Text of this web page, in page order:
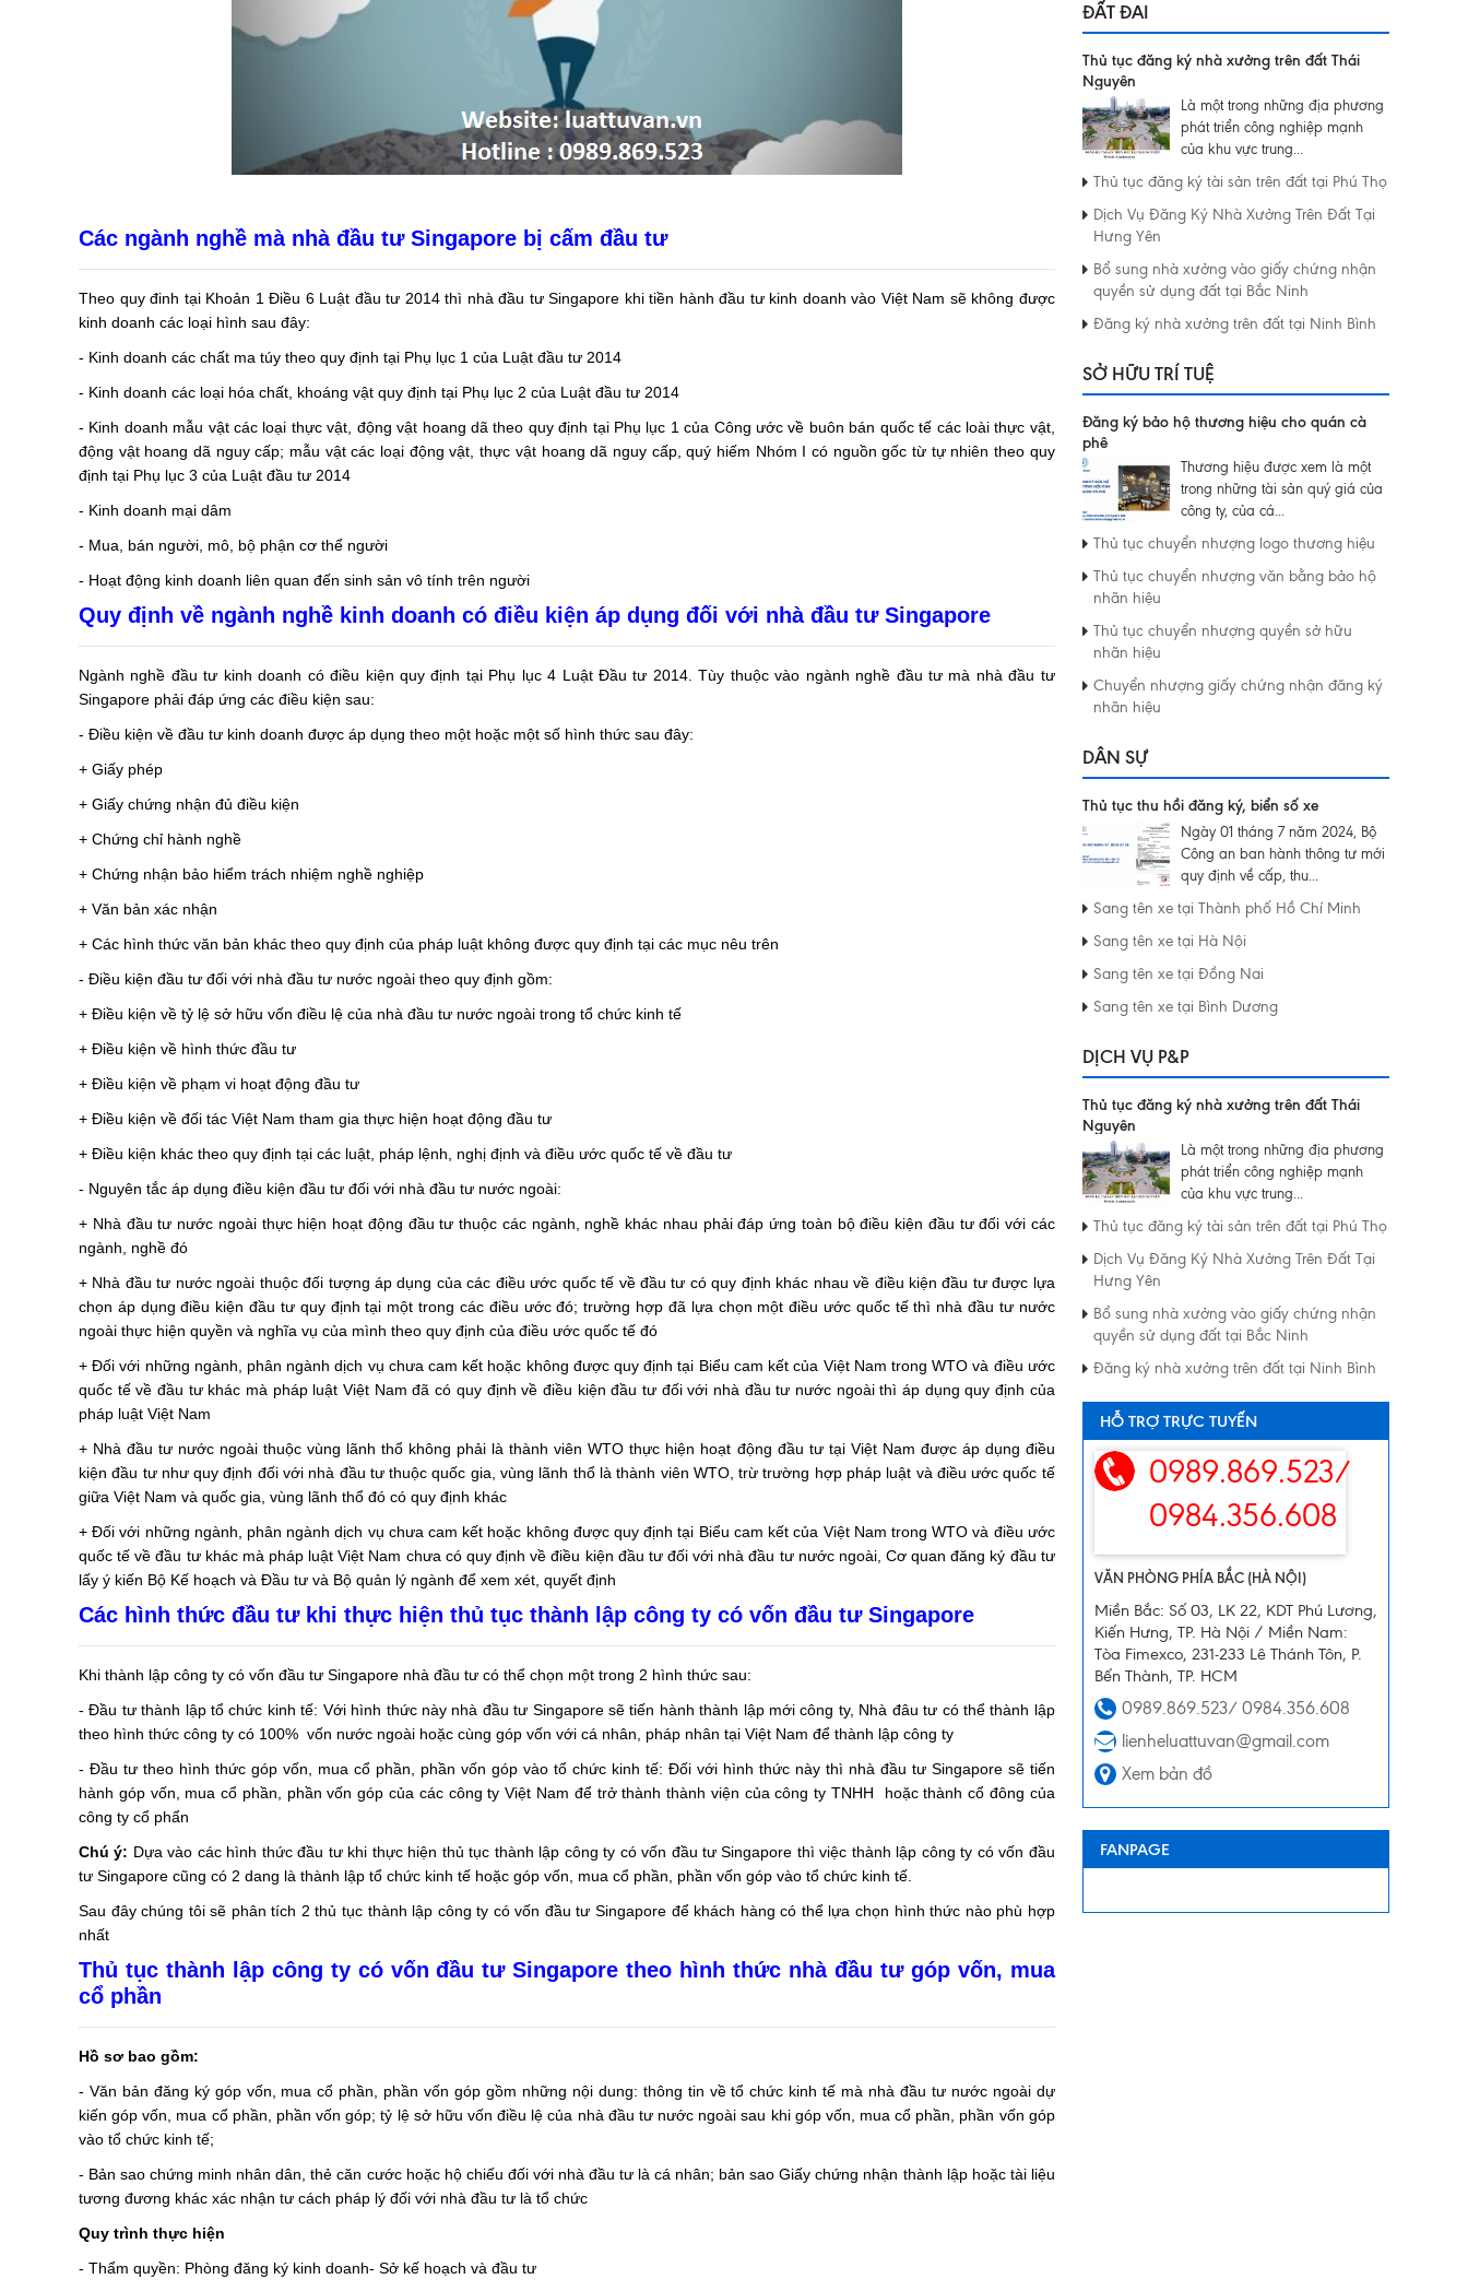
Các ngành nghề mà nhà đầu tư Singapore bị cấm đầu tư
Theo quy đinh tại Khoản 1 Điều 6 Luật đầu tư 2014 thì nhà đầu tư Singapore khi tiền hành đầu tư kinh doanh vào Việt Nam sẽ không được
kinh doanh các loại hình sau đây:
- Kinh doanh các chất ma túy theo quy định tại Phụ lục 1 của Luật đầu tư 2014
- Kinh doanh các loại hóa chất, khoáng vật quy định tại Phụ lục 2 của Luật đầu tư 2014
- Kinh doanh mẫu vật các loại thực vật, động vật hoang dã theo quy định tại Phụ lục 1 của Công ước về buôn bán quốc tế các loài thực vật,
động vật hoang dã nguy cấp; mẫu vật các loại động vật, thực vật hoang dã nguy cấp, quý hiếm Nhóm I có nguồn gốc từ tự nhiên theo quy
định tại Phụ lục 3 của Luật đầu tư 2014
- Kinh doanh mại dâm
- Mua, bán người, mô, bộ phận cơ thể người
- Hoạt động kinh doanh liên quan đến sinh sản vô tính trên người
Quy định về ngành nghề kinh doanh có điều kiện áp dụng đối với nhà đầu tư Singapore
Ngành nghề đầu tư kinh doanh có điều kiện quy định tại Phụ lục 4 Luật Đầu tư 2014. Tùy thuộc vào ngành nghề đầu tư mà nhà đầu tư
Singapore phải đáp ứng các điều kiện sau:
- Điều kiện về đầu tư kinh doanh được áp dụng theo một hoặc một số hình thức sau đây:
+ Giấy phép
+ Giấy chứng nhận đủ điều kiện
+ Chứng chỉ hành nghề
+ Chứng nhận bảo hiểm trách nhiệm nghề nghiệp
+ Văn bản xác nhận
+ Các hình thức văn bản khác theo quy định của pháp luật không được quy định tại các mục nêu trên
- Điều kiện đầu tư đối với nhà đầu tư nước ngoài theo quy định gồm:
+ Điều kiện về tỷ lệ sở hữu vốn điều lệ của nhà đầu tư nước ngoài trong tổ chức kinh tế
+ Điều kiện về hình thức đầu tư
+ Điều kiện về phạm vi hoạt động đầu tư
+ Điều kiện về đối tác Việt Nam tham gia thực hiện hoạt động đầu tư
+ Điều kiện khác theo quy định tại các luật, pháp lệnh, nghị định và điều ước quốc tế về đầu tư
- Nguyên tắc áp dụng điều kiện đầu tư đối với nhà đầu tư nước ngoài:
+ Nhà đầu tư nước ngoài thực hiện hoạt động đầu tư thuộc các ngành, nghề khác nhau phải đáp ứng toàn bộ điều kiện đầu tư đối với các
ngành, nghề đó
+ Nhà đầu tư nước ngoài thuộc đối tượng áp dụng của các điều ước quốc tế về đầu tư có quy định khác nhau về điều kiện đầu tư được lựa
chọn áp dụng điều kiện đầu tư quy định tại một trong các điều ước đó; trường hợp đã lựa chọn một điều ước quốc tế thì nhà đầu tư nước
ngoài thực hiện quyền và nghĩa vụ của mình theo quy định của điều ước quốc tế đó
+ Đối với những ngành, phân ngành dịch vụ chưa cam kết hoặc không được quy định tại Biểu cam kết của Việt Nam trong WTO và điều ước
quốc tế về đầu tư khác mà pháp luật Việt Nam đã có quy định về điều kiện đầu tư đối với nhà đầu tư nước ngoài thì áp dụng quy định của
pháp luật Việt Nam
+ Nhà đầu tư nước ngoài thuộc vùng lãnh thổ không phải là thành viên WTO thực hiện hoạt động đầu tư tại Việt Nam được áp dụng điều
kiện đầu tư như quy định đối với nhà đầu tư thuộc quốc gia, vùng lãnh thổ là thành viên WTO, trừ trường hợp pháp luật và điều ước quốc tế
giữa Việt Nam và quốc gia, vùng lãnh thổ đó có quy định khác
+ Đối với những ngành, phân ngành dịch vụ chưa cam kết hoặc không được quy định tại Biểu cam kết của Việt Nam trong WTO và điều ước
quốc tế về đầu tư khác mà pháp luật Việt Nam chưa có quy định về điều kiện đầu tư đối với nhà đầu tư nước ngoài, Cơ quan đăng ký đầu tư
lấy ý kiến Bộ Kế hoạch và Đầu tư và Bộ quản lý ngành để xem xét, quyết định
Các hình thức đầu tư khi thực hiện thủ tục thành lập công ty có vốn đầu tư Singapore
Khi thành lập công ty có vốn đầu tư Singapore nhà đầu tư có thể chọn một trong 2 hình thức sau:
- Đầu tư thành lập tổ chức kinh tế: Với hình thức này nhà đầu tư Singapore sẽ tiến hành thành lập mới công ty, Nhà đâu tư có thể thành lập
theo hình thức công ty có 100% vốn nước ngoài hoặc cùng góp vốn với cá nhân, pháp nhân tại Việt Nam để thành lập công ty
- Đầu tư theo hình thức góp vốn, mua cổ phần, phần vốn góp vào tổ chức kinh tế: Đối với hình thức này thì nhà đầu tư Singapore sẽ tiến
hành góp vốn, mua cổ phần, phần vốn góp của các công ty Việt Nam để trở thành thành viện của công ty TNHH hoặc thành cổ đông của
công ty cổ phẩn
Chú ý: Dựa vào các hình thức đầu tư khi thực hiện thủ tục thành lập công ty có vốn đầu tư Singapore thì việc thành lập công ty có vốn đầu
tư Singapore cũng có 2 dang là thành lập tổ chức kinh tế hoặc góp vốn, mua cổ phần, phần vốn góp vào tổ chức kinh tế.
Sau đây chúng tôi sẽ phân tích 2 thủ tục thành lập công ty có vốn đầu tư Singapore để khách hàng có thể lựa chọn hình thức nào phù hợp
nhất
Thủ tục thành lập công ty có vốn đầu tư Singapore theo hình thức nhà đầu tư góp vốn, mua
cổ phần
Hồ sơ bao gồm:
- Văn bản đăng ký góp vốn, mua cổ phần, phần vốn góp gồm những nội dung: thông tin về tổ chức kinh tế mà nhà đầu tư nước ngoài dự
kiến góp vốn, mua cổ phần, phần vốn góp; tỷ lệ sở hữu vốn điều lệ của nhà đầu tư nước ngoài sau khi góp vốn, mua cổ phần, phần vốn góp
vào tổ chức kinh tế;
- Bản sao chứng minh nhân dân, thẻ căn cước hoặc hộ chiếu đối với nhà đầu tư là cá nhân; bản sao Giấy chứng nhận thành lập hoặc tài liệu
tương đương khác xác nhận tư cách pháp lý đối với nhà đầu tư là tổ chức
Quy trình thực hiện
- Thẩm quyền: Phòng đăng ký kinh doanh- Sở kế hoạch và đầu tư
ĐẤT ĐAI
Thủ tục đăng ký nhà xưởng trên đất Thái
Nguyên
Là một trong những địa phương
phát triển công nghiệp mạnh
của khu vực trung...
Thủ tục đăng ký tài sản trên đất tại Phú Thọ
Dịch Vụ Đăng Ký Nhà Xưởng Trên Đất Tại
Hưng Yên
Bổ sung nhà xưởng vào giấy chứng nhận
quyền sử dụng đất tại Bắc Ninh
Đăng ký nhà xưởng trên đất tại Ninh Bình
SỞ HỮU TRÍ TUỆ
Đăng ký bảo hộ thương hiệu cho quán cà
phê
Thương hiệu được xem là một
trong những tài sản quý giá của
công ty, của cá...
Thủ tục chuyển nhượng logo thương hiệu
Thủ tục chuyển nhượng văn bằng bảo hộ
nhãn hiệu
Thủ tục chuyển nhượng quyền sở hữu
nhãn hiệu
Chuyển nhượng giấy chứng nhận đăng ký
nhãn hiệu
DÂN SỰ
Thủ tục thu hồi đăng ký, biển số xe
Ngày 01 tháng 7 năm 2024, Bộ
Công an ban hành thông tư mới
quy định về cấp, thu...
Sang tên xe tại Thành phố Hồ Chí Minh
Sang tên xe tại Hà Nội
Sang tên xe tại Đồng Nai
Sang tên xe tại Bình Dương
DỊCH VỤ P&P
Thủ tục đăng ký nhà xưởng trên đất Thái
Nguyên
Là một trong những địa phương
phát triển công nghiệp mạnh
của khu vực trung...
Thủ tục đăng ký tài sản trên đất tại Phú Thọ
Dịch Vụ Đăng Ký Nhà Xưởng Trên Đất Tại
Hưng Yên
Bổ sung nhà xưởng vào giấy chứng nhận
quyền sử dụng đất tại Bắc Ninh
Đăng ký nhà xưởng trên đất tại Ninh Bình
HỖ TRỢ TRỰC TUYẾN
0989.869.523/
0984.356.608
VĂN PHÒNG PHÍA BẮC (HÀ NỘI)
Miền Bắc: Số 03, LK 22, KDT Phú Lương,
Kiến Hưng, TP. Hà Nội / Miền Nam:
Tòa Fimexco, 231-233 Lê Thánh Tôn, P.
Bến Thành, TP. HCM
0989.869.523/ 0984.356.608
lienheluattuvan@gmail.com
Xem bản đồ
FANPAGE